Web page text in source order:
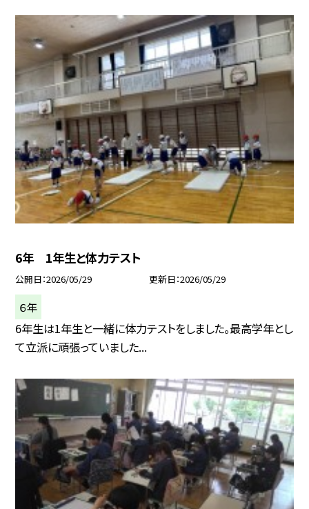
6年 1年生と体力テスト
公開日 2026/05/29 更新日 2026/05/29
６年
6年生は1年生と一緒に体力テストをしました。最高学年とし
て立派に頑張っていました...